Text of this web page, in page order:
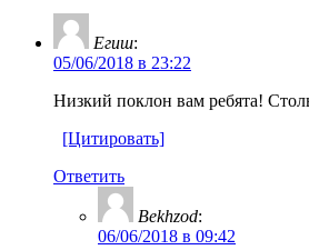
Егиш:
05/06/2018 в 23:22
Низкий поклон вам ребята!
[Цитировать]
Ответить
Bekhzod:
06/06/2018 в 09:42